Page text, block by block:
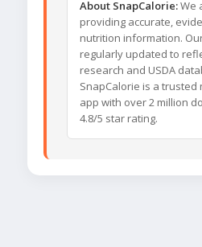
About SnapCalorie:We
providing accurate,
nutrition information.
regularly updated to
research and USDA
SnapCalorie is a
app with over 2 million
4.8/5 star rating.